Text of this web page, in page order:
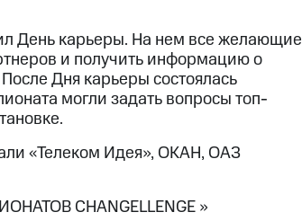
День карьеры. На нем все желающие
и получить информацию о
Дня карьеры состоялась
могли задать вопросы топ-
«Телеком Идея», ОКАН, ОАЗ
CHANGELLENGE >>